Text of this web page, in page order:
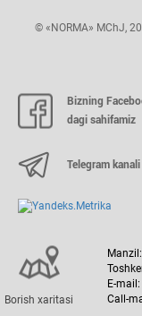
© «NORMA» MChJ,
Bizning
dagi sahifamiz
Telegram
Borish хaritasi
E-
Call-